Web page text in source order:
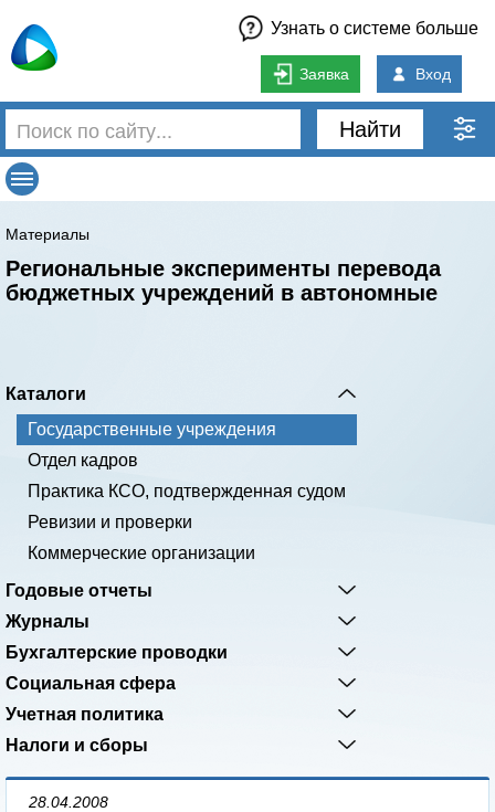
Узнать о системе больше
Заявка Вход
Найти
Материалы
Региональные эксперименты перевода
бюджетных учреждений в автономные
Каталоги
Государственные учреждения
Отдел кадров
Практика КСО, подтвержденная судом
Ревизии и проверки
Коммерческие организации
Годовые отчеты
Журналы
Бухгалтерские проводки
Социальная сфера
Учетная политика
Налоги и сборы
28.04.2008